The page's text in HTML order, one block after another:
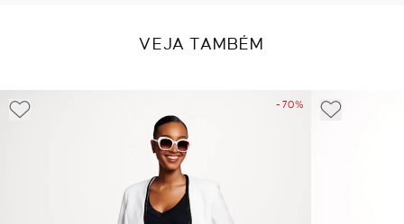
VEJA TAMBÉM
- 70%